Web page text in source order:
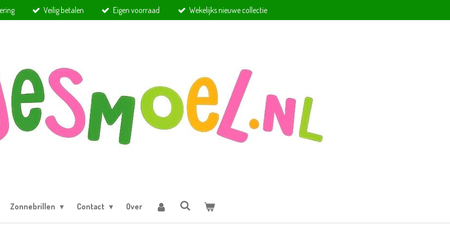
Veilig betalen Eigen voorraad Wekelijks nieuwe collectie
Zonnebrillen Contact Over